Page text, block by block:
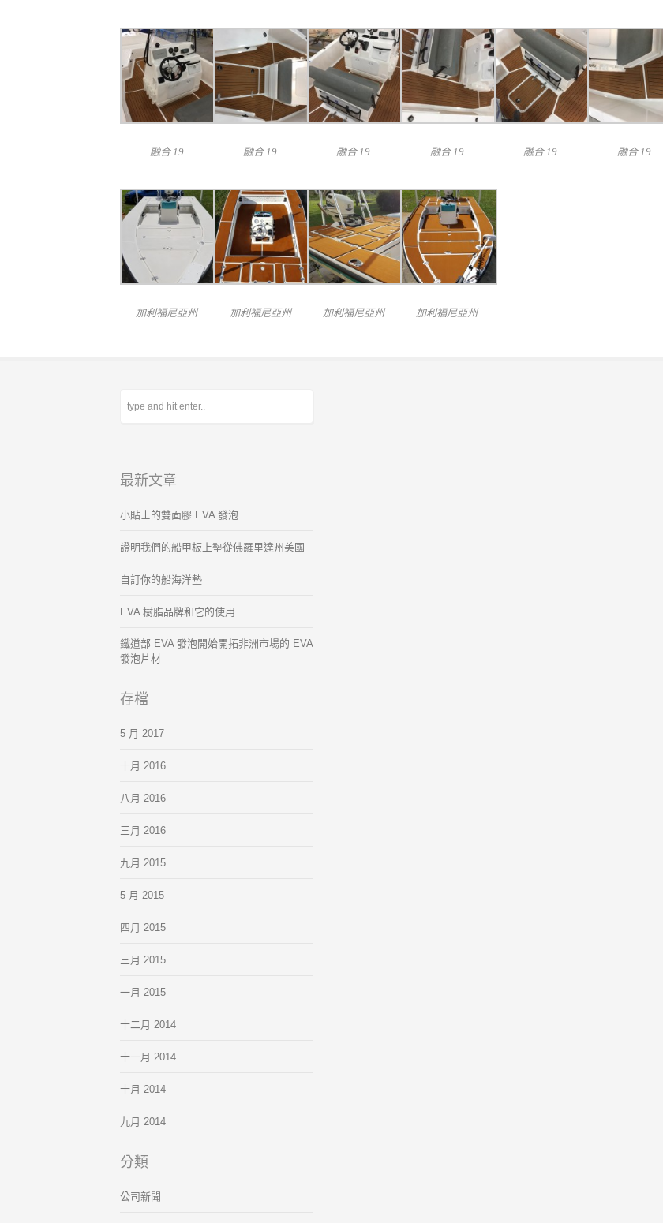
融合 19 融合 19 融合 19 融合 19 融合 19 融合 19
加利福尼亞州 加利福尼亞州 加利福尼亞州 加利福尼亞州
最新文章
小貼士的雙面膠 EVA 發泡
證明我們的船甲板上墊從佛羅里達州美國
自訂你的船海洋墊
EVA 樹脂品牌和它的使用
鐵道部 EVA 發泡開始開拓非洲市場的 EVA
發泡片材
存檔
5 月 2017
十月 2016
八月 2016
三月 2016
九月 2015
5 月 2015
四月 2015
三月 2015
一月 2015
十二月 2014
十一月 2014
十月 2014
九月 2014
分類
公司新聞